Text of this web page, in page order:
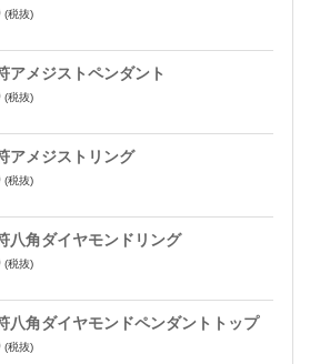
(税抜)
アメジストペンダント
(税抜)
アメジストリング
(税抜)
八角ダイヤモンドリング
(税抜)
八角ダイヤモンドペンダントトップ
(税抜)